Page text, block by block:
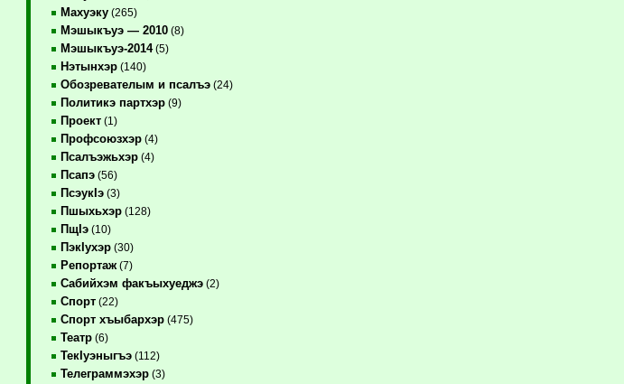
Махуэку(265)
Мэшыкъуэ — 2010(8)
Мэшыкъуэ-2014(5)
Нэтынхэр(140)
Обозревателым и псалъэ(24)
Политикэ партхэр(9)
Проект(1)
Профсоюзхэр(4)
Псалъэжьхэр(4)
Псапэ(56)
ПсэукIэ(3)
Пшыхьхэр(128)
ПщIэ(10)
ПэкIухэр(30)
Репортаж(7)
Сабийхэм факъыхуеджэ(2)
Спорт(22)
Спорт хъыбархэр(475)
Театр(6)
ТекIуэныгъэ(112)
Телеграммэхэр(3)